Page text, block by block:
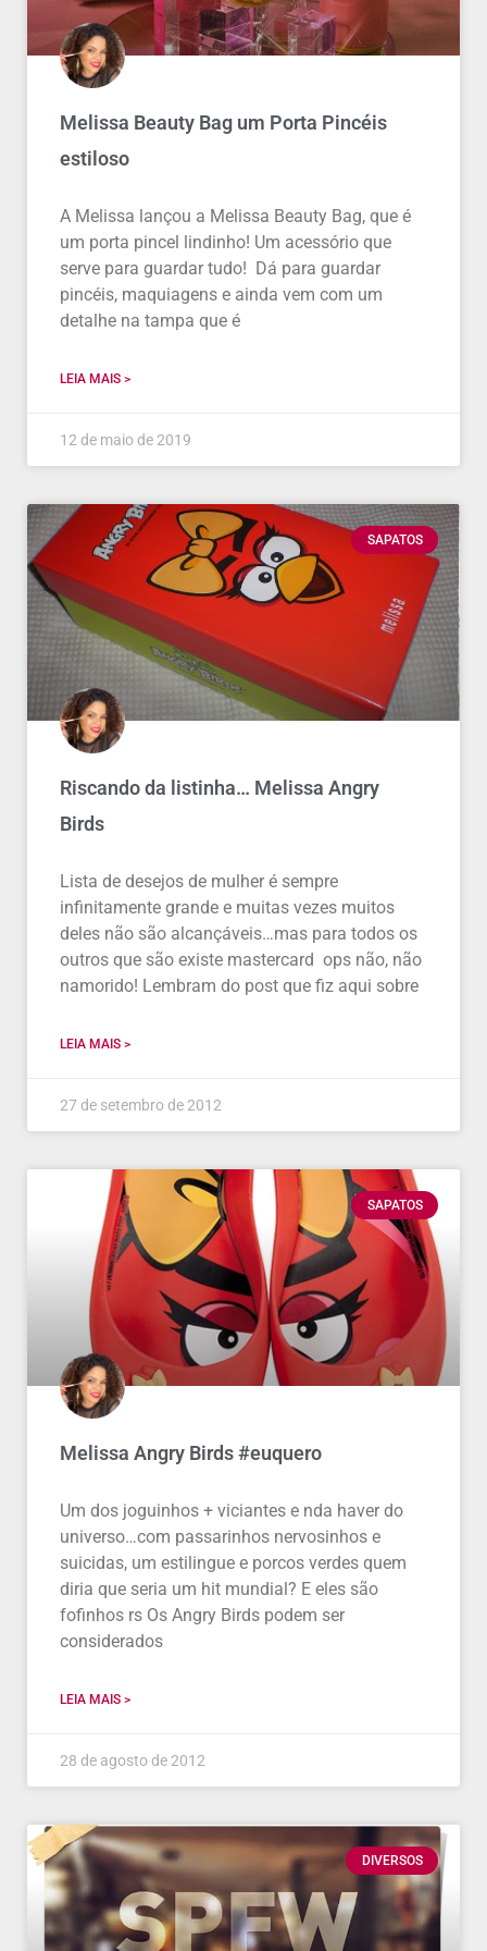
Melissa Beauty Bag um Porta Pincéis
estiloso
A Melissa lançou a Melissa Beauty Bag, que é
um porta pincel lindinho! Um acessório que
serve para guardar tudo! Dá para guardar
pincéis, maquiagens e ainda vem com um
detalhe na tampa que é
LEIA MAIS >
12 de maio de 2019
SAPATOS
Riscando da listinha… Melissa Angry
Birds
Lista de desejos de mulher é sempre
infinitamente grande e muitas vezes muitos
deles não são alcançáveis…mas para todos os
outros que são existe mastercard ops não, não
namorido! Lembram do post que fiz aqui sobre
LEIA MAIS >
27 de setembro de 2012
SAPATOS
Melissa Angry Birds #euquero
Um dos joguinhos + viciantes e nda haver do
universo…com passarinhos nervosinhos e
suicidas, um estilingue e porcos verdes quem
diria que seria um hit mundial? E eles são
fofinhos rs Os Angry Birds podem ser
considerados
LEIA MAIS >
28 de agosto de 2012
DIVERSOS